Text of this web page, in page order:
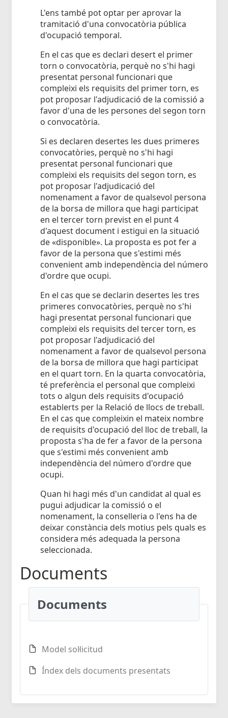
L'ens també pot optar per aprovar la
tramitació d'una convocatòria pública
d'ocupació temporal.
En el cas que es declari desert el primer
torn o convocatòria, perquè no s'hi hagi
presentat personal funcionari que
compleixi els requisits del primer torn, es
pot proposar l'adjudicació de la comissió a
favor d'una de les persones del segon torn
o convocatòria.
Si es declaren desertes les dues primeres
convocatòries, perquè no s'hi hagi
presentat personal funcionari que
compleixi els requisits del segon torn, es
pot proposar l'adjudicació del
nomenament a favor de qualsevol persona
de la borsa de millora que hagi participat
en el tercer torn previst en el punt 4
d'aquest document i estigui en la situació
de «disponible». La proposta es pot fer a
favor de la persona que s'estimi més
convenient amb independència del número
d'ordre que ocupi.
En el cas que se declarin desertes les tres
primeres convocatòries, perquè no s'hi
hagi presentat personal funcionari que
compleixi els requisits del tercer torn, es
pot proposar l'adjudicació del
nomenament a favor de qualsevol persona
de la borsa de millora que hagi participat
en el quart torn. En la quarta convocatòria,
té preferència el personal que compleixi
tots o algun dels requisits d'ocupació
establerts per la Relació de llocs de treball.
En el cas que compleixin el mateix nombre
de requisits d'ocupació del lloc de treball, la
proposta s'ha de fer a favor de la persona
que s'estimi més convenient amb
independència del número d'ordre que
ocupi.
Quan hi hagi més d'un candidat al qual es
pugui adjudicar la comissió o el
nomenament, la conselleria o l'ens ha de
deixar constància dels motius pels quals es
considera més adequada la persona
seleccionada.
Documents
Documents
Model sol·licitud
Índex dels documents presentats